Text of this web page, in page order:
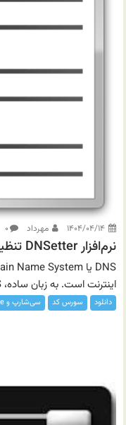
۱۴۰۴/۰۴/۱۴ مهرداد ۰
نرم‌افزار DNSetter تنظیم و تست سریع DNS در ویندوز
اینترنت است. به زبان ساده، DNS...
دانلود سورس کد سی‌شارپ و net core